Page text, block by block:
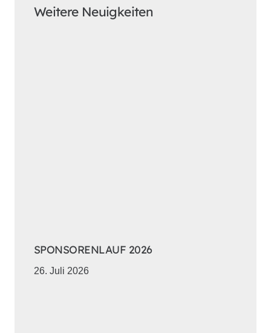
Weitere Neuigkeiten
SPONSORENLAUF 2026
26. Juli 2026